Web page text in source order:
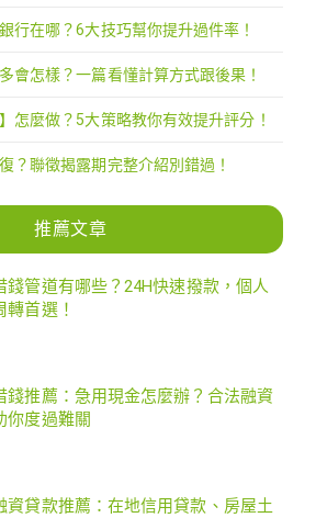
行在哪？6大技巧幫你提升過件率！
會怎樣？一篇看懂計算方式跟後果！
怎麼做？5大策略教你有效提升評分！
？聯徵揭露期完整介紹別錯過！
推薦文章
錢管道有哪些？24H快速撥款，個人
轉首選！
錢推薦：急用現金怎麼辦？合法融資
你度過難關
資貸款推薦：在地信用貸款、房屋土